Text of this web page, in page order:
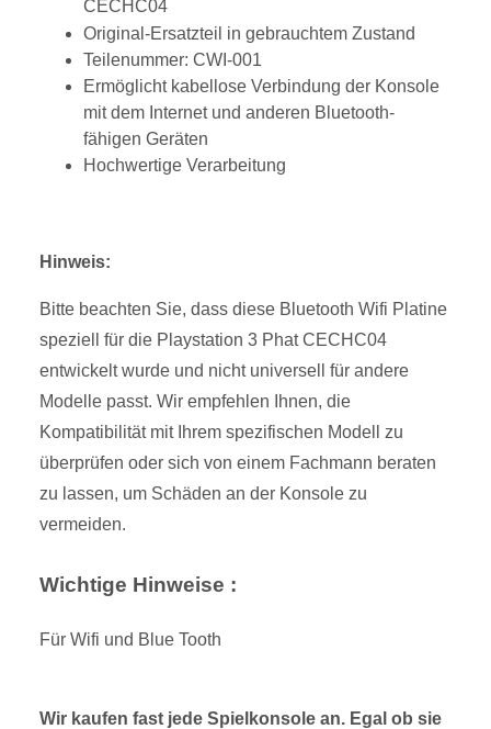
CECHC04
Original-Ersatzteil in gebrauchtem Zustand
Teilenummer: CWI-001
Ermöglicht kabellose Verbindung der Konsole
mit dem Internet und anderen Bluetooth-
fähigen Geräten
Hochwertige Verarbeitung
Hinweis:
Bitte beachten Sie, dass diese Bluetooth Wifi Platine
speziell für die Playstation 3 Phat CECHC04
entwickelt wurde und nicht universell für andere
Modelle passt. Wir empfehlen Ihnen, die
Kompatibilität mit Ihrem spezifischen Modell zu
überprüfen oder sich von einem Fachmann beraten
zu lassen, um Schäden an der Konsole zu
vermeiden.
Wichtige Hinweise :
Für Wifi und Blue Tooth
Wir kaufen fast jede Spielkonsole an. Egal ob sie